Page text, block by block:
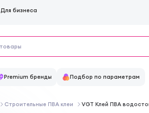
Для бизнеса
Premium бренды Подбор по параметрам
Строительные ПВА клеи VGT Клей ПВА